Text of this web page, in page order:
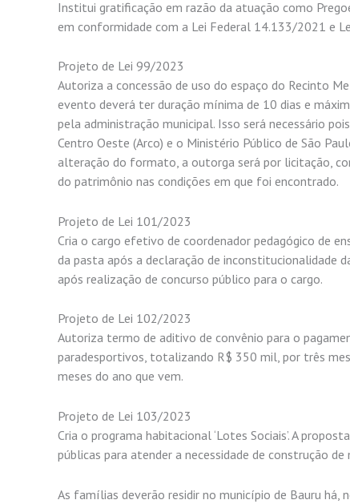
Institui gratificação em razão da atuação como
em conformidade com a Lei Federal 14.133/2021 e
Projeto de Lei 99/2023
Autoriza a concessão de uso do espaço do Recinto
evento deverá ter duração mínima de 10 dias e
pela administração municipal. Isso será necessário
Centro Oeste (Arco) e o Ministério Público de São
alteração do formato, a outorga será por licitação,
do patrimônio nas condições em que foi encontrado.
Projeto de Lei 101/2023
Cria o cargo efetivo de coordenador pedagógico de
da pasta após a declaração de inconstitucionalidade
após realização de concurso público para o cargo.
Projeto de Lei 102/2023
Autoriza termo de aditivo de convênio para o
paradesportivos, totalizando R$ 350 mil, por três
meses do ano que vem.
Projeto de Lei 103/2023
Cria o programa habitacional ‘Lotes Sociais’. A
públicas para atender a necessidade de construção
As famílias deverão residir no município de Bauru há,